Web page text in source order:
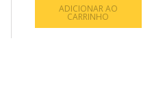
ADICIONAR AO
CARRINHO